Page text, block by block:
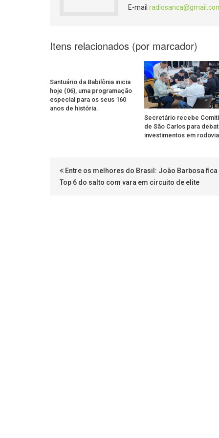
E-mail
Itens relacionados (por marcador)
Santuário da Babilônia inicia
hoje (06), uma programação
especial para os seus 160
anos de história.
Secretário recebe
de São Carlos para
investimentos em
Entre os melhores do Brasil: João Barbosa fica
Top 6 do salto com vara em circuito de elite